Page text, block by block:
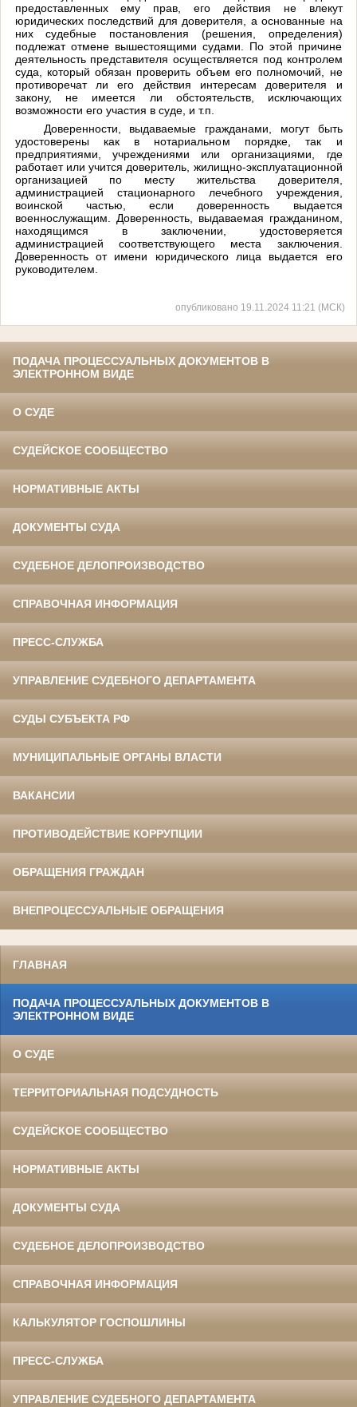
предоставленных ему прав, его действия не влекут
юридических последствий для доверителя, а основанные на
них судебные постановления (решения, определения)
подлежат отмене вышестоящими судами. По этой причине
деятельность представителя осуществляется под контролем
суда, который обязан проверить объем его полномочий, не
противоречат ли его действия интересам доверителя и
закону, не имеется ли обстоятельств, исключающих
возможности его участия в суде, и т.п.
Доверенности, выдаваемые гражданами, могут быть
удостоверены как в нотариальном порядке, так и
предприятиями, учреждениями или организациями, где
работает или учится доверитель, жилищно-эксплуатационной
организацией по месту жительства доверителя,
администрацией стационарного лечебного учреждения,
воинской частью, если доверенность выдается
военнослужащим. Доверенность, выдаваемая гражданином,
находящимся в заключении, удостоверяется
администрацией соответствующего места заключения.
Доверенность от имени юридического лица выдается его
руководителем.
опубликовано 19.11.2024 11:21 (МСК)
ПОДАЧА ПРОЦЕССУАЛЬНЫХ ДОКУМЕНТОВ В
ЭЛЕКТРОННОМ ВИДЕ
О СУДЕ
СУДЕЙСКОЕ СООБЩЕСТВО
НОРМАТИВНЫЕ АКТЫ
ДОКУМЕНТЫ СУДА
СУДЕБНОЕ ДЕЛОПРОИЗВОДСТВО
СПРАВОЧНАЯ ИНФОРМАЦИЯ
ПРЕСС-СЛУЖБА
УПРАВЛЕНИЕ СУДЕБНОГО ДЕПАРТАМЕНТА
СУДЫ СУБЪЕКТА РФ
МУНИЦИПАЛЬНЫЕ ОРГАНЫ ВЛАСТИ
ВАКАНСИИ
ПРОТИВОДЕЙСТВИЕ КОРРУПЦИИ
ОБРАЩЕНИЯ ГРАЖДАН
ВНЕПРОЦЕССУАЛЬНЫЕ ОБРАЩЕНИЯ
ГЛАВНАЯ
ПОДАЧА ПРОЦЕССУАЛЬНЫХ ДОКУМЕНТОВ В
ЭЛЕКТРОННОМ ВИДЕ
О СУДЕ
ТЕРРИТОРИАЛЬНАЯ ПОДСУДНОСТЬ
СУДЕЙСКОЕ СООБЩЕСТВО
НОРМАТИВНЫЕ АКТЫ
ДОКУМЕНТЫ СУДА
СУДЕБНОЕ ДЕЛОПРОИЗВОДСТВО
СПРАВОЧНАЯ ИНФОРМАЦИЯ
КАЛЬКУЛЯТОР ГОСПОШЛИНЫ
ПРЕСС-СЛУЖБА
УПРАВЛЕНИЕ СУДЕБНОГО ДЕПАРТАМЕНТА